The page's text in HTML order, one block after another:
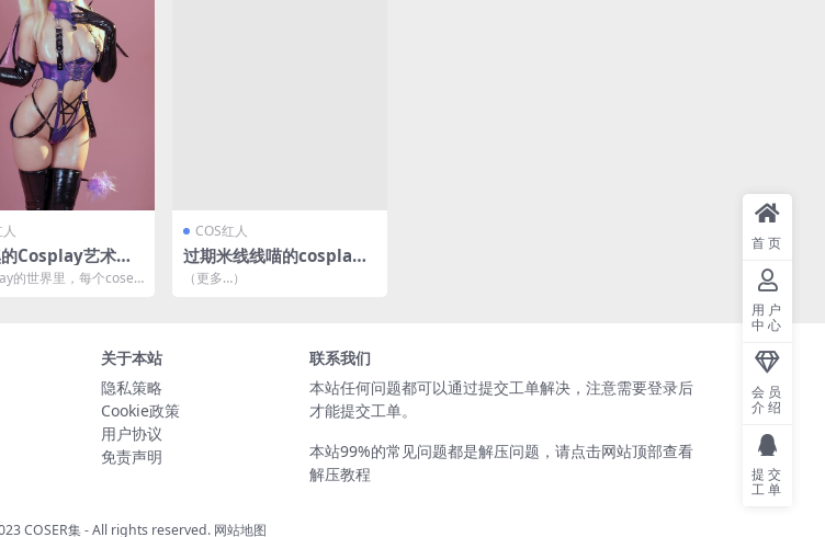
人
Cosplay艺术：
桃手办桃的风采
的世界里，每个coser
COS红人
过期米线线喵的cosplay
世界：探索NO.131小福利
（更多…）
关于本站
隐私策略
Cookie政策
用户协议
免责声明
联系我们
本站任何问题都可以通过提交工单解决，注意需要登录后
才能提交工单。
本站99%的常见问题都是解压问题，请点击网站顶部查看
解压教程
COSER集- All rights reserved. 网站地图
首页
用户
中心
会员
介绍
提交
工单